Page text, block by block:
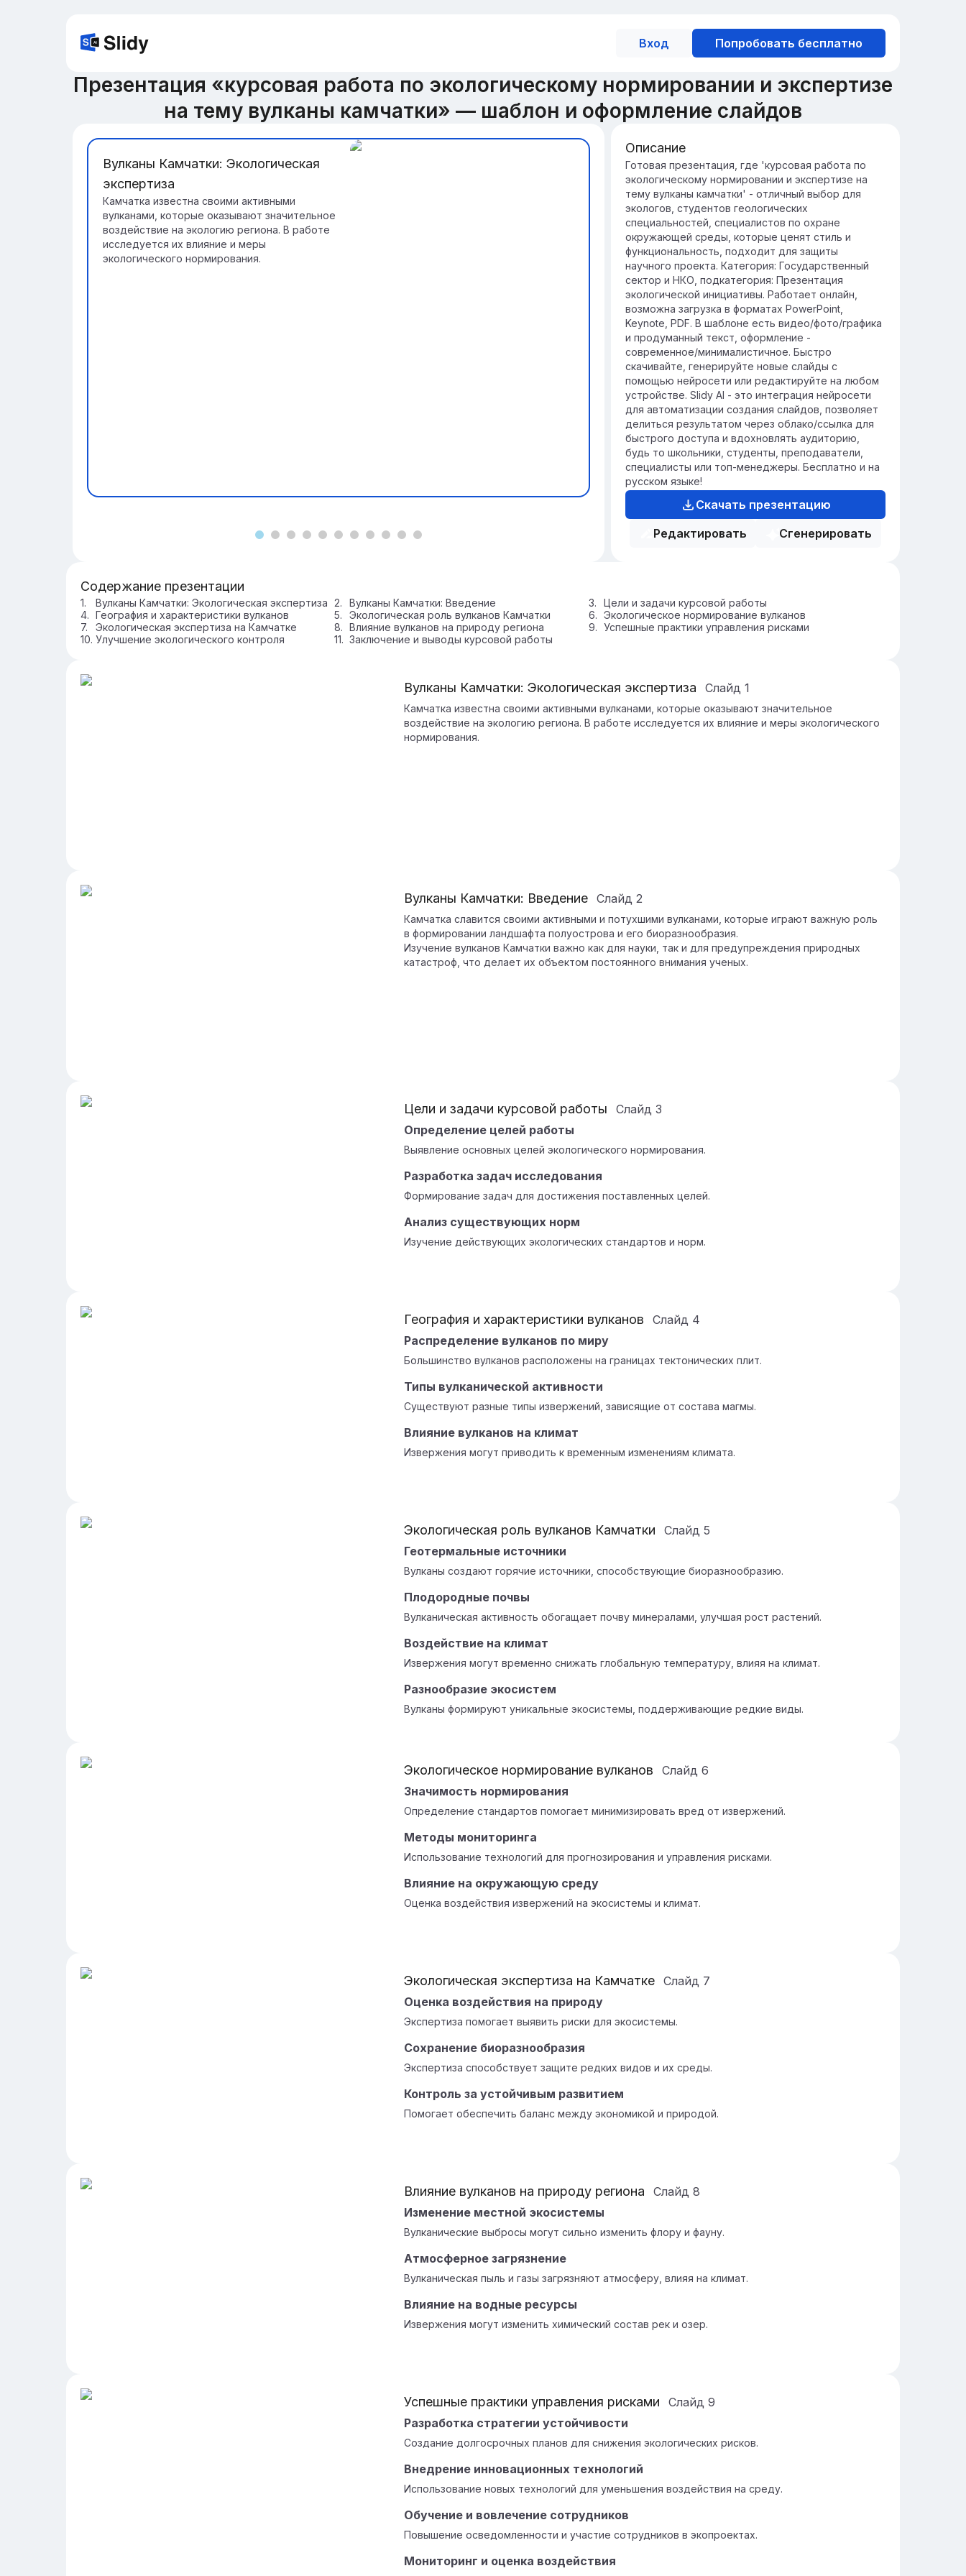
Вход Попробовать бесплатно
Презентация «курсовая работа по экологическому нормировании и экспертизе
на тему вулканы камчатки» — шаблон и оформление слайдов
Вулканы Камчатки: Экологическая
экспертиза
Камчатка известна своими активными
вулканами, которые оказывают значительное
воздействие на экологию региона. В работе
исследуется их влияние и меры
экологического нормирования.
Вулканы Камчатки: Введение
Камчатка славится своими активными и
потухшими вулканами, которые играют
важную роль в формировании ландшафта
полуострова и его биоразнообразия.
Изучение вулканов Камчатки важно как для
науки, так и для предупреждения природных
катастроф, что делает их объектом
постоянного внимания ученых.
Описание
Готовая презентация, где 'курсовая работа по
экологическому нормировании и экспертизе на
тему вулканы камчатки' - отличный выбор для
экологов, студентов геологических
специальностей, специалистов по охране
окружающей среды, которые ценят стиль и
функциональность, подходит для защиты
научного проекта. Категория: Государственный
сектор и НКО, подкатегория: Презентация
экологической инициативы. Работает онлайн,
возможна загрузка в форматах PowerPoint,
Keynote, PDF. В шаблоне есть видео/фото/графика
и продуманный текст, оформление -
современное/минималистичное. Быстро
скачивайте, генерируйте новые слайды с
помощью нейросети или редактируйте на любом
устройстве. Slidy AI - это интеграция нейросети
для автоматизации создания слайдов, позволяет
делиться результатом через облако/ссылка для
быстрого доступа и вдохновлять аудиторию,
будь то школьники, студенты, преподаватели,
специалисты или топ-менеджеры. Бесплатно и на
русском языке!
Скачать презентацию
Редактировать
Сгенерировать
Содержание презентации
Вулканы Камчатки: Экологическая экспертиза Вулканы Камчатки: Введение
Цели и задачи курсовой работы
География и характеристики вулканов
Экологическая роль вулканов Камчатки
Экологическое нормирование вулканов
Экологическая экспертиза на Камчатке
Влияние вулканов на природу региона
Успешные практики управления рисками
Улучшение экологического контроля
Заключение и выводы курсовой работы
Вулканы Камчатки: Экологическая экспертиза Слайд 1
Камчатка известна своими активными вулканами, которые оказывают значительное
воздействие на экологию региона. В работе исследуется их влияние и меры экологического
нормирования.
Вулканы Камчатки: Введение Слайд 2
Камчатка славится своими активными и потухшими вулканами, которые играют важную роль
в формировании ландшафта полуострова и его биоразнообразия.
Изучение вулканов Камчатки важно как для науки, так и для предупреждения природных
катастроф, что делает их объектом постоянного внимания ученых.
Цели и задачи курсовой работы Слайд 3
Определение целей работы
Выявление основных целей экологического нормирования.
Разработка задач исследования
Формирование задач для достижения поставленных целей.
Анализ существующих норм
Изучение действующих экологических стандартов и норм.
География и характеристики вулканов Слайд 4
Распределение вулканов по миру
Большинство вулканов расположены на границах тектонических плит.
Типы вулканической активности
Существуют разные типы извержений, зависящие от состава магмы.
Влияние вулканов на климат
Извержения могут приводить к временным изменениям климата.
Экологическая роль вулканов Камчатки Слайд 5
Геотермальные источники
Вулканы создают горячие источники, способствующие биоразнообразию.
Плодородные почвы
Вулканическая активность обогащает почву минералами, улучшая рост растений.
Воздействие на климат
Извержения могут временно снижать глобальную температуру, влияя на климат.
Разнообразие экосистем
Вулканы формируют уникальные экосистемы, поддерживающие редкие виды.
Экологическое нормирование вулканов Слайд 6
Значимость нормирования
Определение стандартов помогает минимизировать вред от извержений.
Методы мониторинга
Использование технологий для прогнозирования и управления рисками.
Влияние на окружающую среду
Оценка воздействия извержений на экосистемы и климат.
Экологическая экспертиза на Камчатке Слайд 7
Оценка воздействия на природу
Экспертиза помогает выявить риски для экосистемы.
Сохранение биоразнообразия
Экспертиза способствует защите редких видов и их среды.
Контроль за устойчивым развитием
Помогает обеспечить баланс между экономикой и природой.
Влияние вулканов на природу региона Слайд 8
Изменение местной экосистемы
Вулканические выбросы могут сильно изменить флору и фауну.
Атмосферное загрязнение
Вулканическая пыль и газы загрязняют атмосферу, влияя на климат.
Влияние на водные ресурсы
Извержения могут изменить химический состав рек и озер.
Успешные практики управления рисками Слайд 9
Разработка стратегии устойчивости
Создание долгосрочных планов для снижения экологических рисков.
Внедрение инновационных технологий
Использование новых технологий для уменьшения воздействия на среду.
Обучение и вовлечение сотрудников
Повышение осведомленности и участие сотрудников в экопроектах.
Мониторинг и оценка воздействия